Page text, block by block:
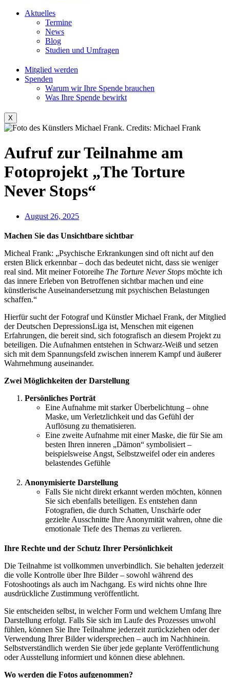
Aktuelles
Termine
News
Blog
Studien und Umfragen
Mitglied werden
Spenden
Warum wir Ihre Spende brauchen
Was Ihre Spende bewirkt
X
Aufruf zur Teilnahme am
Fotoprojekt „The Torture
Never Stops“
August 26, 2025
Machen Sie das Unsichtbare sichtbar
Micheal Frank: „Psychische Erkrankungen sind oft nicht auf den
ersten Blick erkennbar – doch das bedeutet nicht, dass sie weniger
real sind. Mit meiner Fotoreihe The Torture Never Stops möchte ich
das innere Erleben von Betroffenen sichtbar machen und eine
künstlerische Auseinandersetzung mit psychischen Belastungen
schaffen.“
Hierfür sucht der Fotograf und Künstler Michael Frank, der Mitglied
der Deutschen DepressionsLiga ist, Menschen mit eigenen
Erfahrungen, die bereit sind, sich fotografisch an diesem Projekt zu
beteiligen. Die Aufnahmen entstehen in Schwarz-Weiß und setzen
sich mit dem Spannungsfeld zwischen innerem Kampf und äußerer
Wahrnehmung auseinander.
Zwei Möglichkeiten der Darstellung
Persönliches Porträt
Eine Aufnahme mit starker Überbelichtung – ohne
Maske, um Verletzlichkeit und das Gefühl der
Auflösung zu thematisieren.
Eine zweite Aufnahme mit einer Maske, die für Sie am
besten Ihren inneren „Dämon“ symbolisiert –
beispielsweise Angst, Selbstzweifel oder ein anderes
belastendes Gefühle
Anonymisierte Darstellung
Falls Sie nicht direkt erkannt werden möchten, können
Sie sich ebenfalls beteiligen. Es entstehen dann
Fotografien, die durch Schatten, Unschärfe oder
gezielte Ausschnitte Ihre Anonymität wahren, ohne die
emotionale Tiefe des Themas zu verlieren.
Ihre Rechte und der Schutz Ihrer Persönlichkeit
Die Teilnahme ist vollkommen unverbindlich. Sie behalten jederzeit
die volle Kontrolle über Ihre Bilder – sowohl während des
Fotoshootings als auch im Nachgang. Es wird nichts ohne Ihre
ausdrückliche Zustimmung veröffentlicht.
Sie entscheiden selbst, in welcher Form und welchem Umfang Ihre
Darstellung erfolgt. Falls Sie sich im Laufe des Prozesses unwohl
fühlen, können Sie Ihre Teilnahme jederzeit zurückziehen oder der
Verwendung Ihrer Bilder widersprechen – auch im Nachhinein.
Selbstverständlich werden Sie über jede geplante Veröffentlichung
oder Ausstellung informiert und können diese ablehnen.
Wo werden die Fotos aufgenommen?